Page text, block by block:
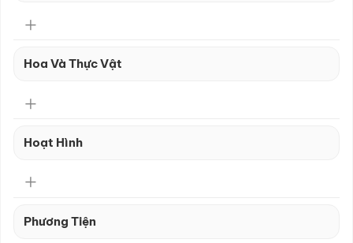
Hoa Và Thực Vật
Hoạt Hình
Phương Tiện